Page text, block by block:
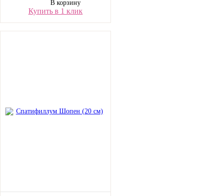
В корзину
Купить в 1 клик